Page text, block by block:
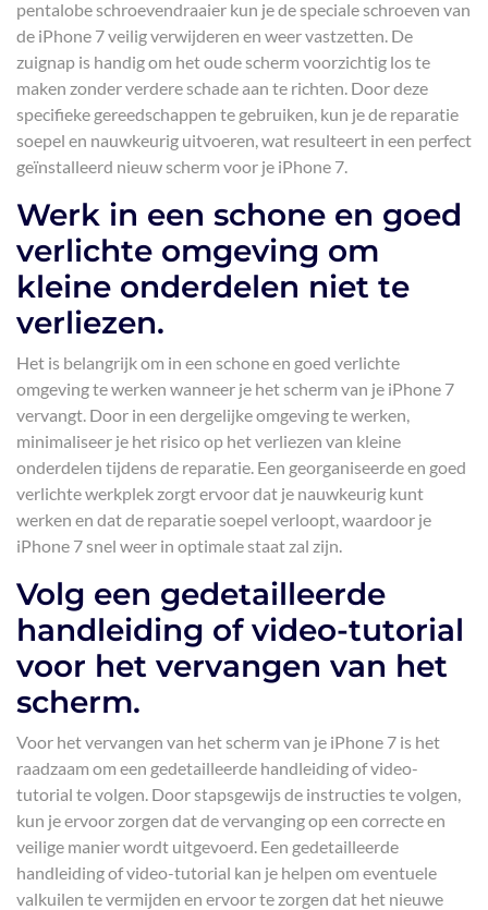
pentalobe schroevendraaier kun je de speciale schroeven van
de iPhone 7 veilig verwijderen en weer vastzetten. De
zuignap is handig om het oude scherm voorzichtig los te
maken zonder verdere schade aan te richten. Door deze
specifieke gereedschappen te gebruiken, kun je de reparatie
soepel en nauwkeurig uitvoeren, wat resulteert in een perfect
geïnstalleerd nieuw scherm voor je iPhone 7.
Werk in een schone en goed
verlichte omgeving om
kleine onderdelen niet te
verliezen.
Het is belangrijk om in een schone en goed verlichte
omgeving te werken wanneer je het scherm van je iPhone 7
vervangt. Door in een dergelijke omgeving te werken,
minimaliseer je het risico op het verliezen van kleine
onderdelen tijdens de reparatie. Een georganiseerde en goed
verlichte werkplek zorgt ervoor dat je nauwkeurig kunt
werken en dat de reparatie soepel verloopt, waardoor je
iPhone 7 snel weer in optimale staat zal zijn.
Volg een gedetailleerde
handleiding of video-tutorial
voor het vervangen van het
scherm.
Voor het vervangen van het scherm van je iPhone 7 is het
raadzaam om een gedetailleerde handleiding of video-
tutorial te volgen. Door stapsgewijs de instructies te volgen,
kun je ervoor zorgen dat de vervanging op een correcte en
veilige manier wordt uitgevoerd. Een gedetailleerde
handleiding of video-tutorial kan je helpen om eventuele
valkuilen te vermijden en ervoor te zorgen dat het nieuwe